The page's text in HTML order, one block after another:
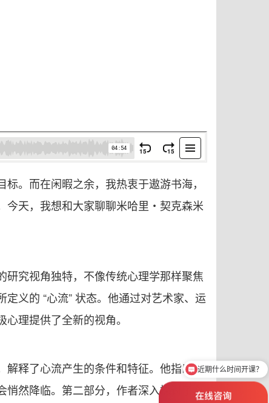
。而在闲暇之余，我热衷于遨游书海，
天，我想和大家聊聊米哈里・契克森米
究视角独特，不像传统心理学那样聚焦
义的 “心流” 状态。他通过对艺术家、运
理提供了全新的视角。
解释了心流产生的条件和特征。他指出，
悄然降临。第二部分，作者深入探讨了心
近期什么时间开课？